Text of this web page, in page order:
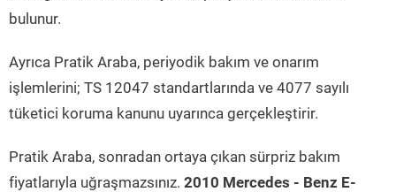
bulunur.
Ayrıca Pratik Araba, periyodik bakım ve onarım
işlemlerini; TS 12047 standartlarında ve 4077 sayılı
tüketici koruma kanunu uyarınca gerçekleştirir.
Pratik Araba, sonradan ortaya çıkan sürpriz bakım
fiyatlarıyla uğraşmazsınız. 2010 Mercedes - Benz E-